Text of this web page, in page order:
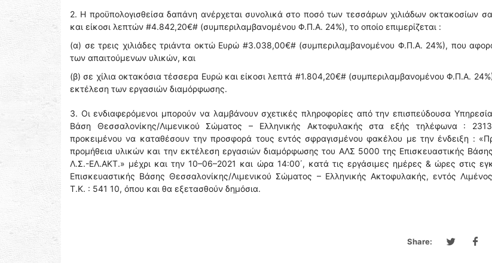
2. Η προϋπολογισθείσα δαπάνη ανέρχεται συνολικά στο ποσό των τεσσάρων χιλιάδων οκτακοσίων
και είκοσι λεπτών #4.842,20€# (συμπεριλαμβανομένου Φ.Π.Α. 24%), το οποίο επιμερίζεται :
(α) σε τρεις χιλιάδες τριάντα οκτώ Ευρώ #3.038,00€# (συμπεριλαμβανομένου Φ.Π.Α. 24%), που
των απαιτούμενων υλικών, και
(β) σε χίλια οκτακόσια τέσσερα Ευρώ και είκοσι λεπτά #1.804,20€# (συμπεριλαμβανομένου Φ.Π.Α.
εκτέλεση των εργασιών διαμόρφωσης.
3. Οι ενδιαφερόμενοι μπορούν να λαμβάνουν σχετικές πληροφορίες από την επισπεύδουσα
Βάση Θεσσαλονίκης/Λιμενικού Σώματος – Ελληνικής Ακτοφυλακής στα εξής τηλέφωνα :
προκειμένου να καταθέσουν την προσφορά τους εντός σφραγισμένου φακέλου με την ένδειξη :
προμήθεια υλικών και την εκτέλεση εργασιών διαμόρφωσης του ΑΛΣ 5000 της Επισκευαστικής
Λ.Σ.-ΕΛ.ΑΚΤ.» μέχρι και την 10–06–2021 και ώρα 14:00΄, κατά τις εργάσιμες ημέρες & ώρες στις
Επισκευαστικής Βάσης Θεσσαλονίκης/Λιμενικού Σώματος – Ελληνικής Ακτοφυλακής, εντός
Τ.Κ. : 541 10, όπου και θα εξετασθούν δημόσια.
Share: